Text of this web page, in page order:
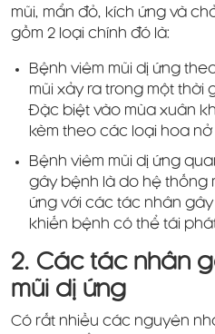
mũi, mẩn đỏ, kích ứng và
gồm 2 loại chính đó là:
Bệnh viêm mũi dị ứng
mũi xảy ra trong một thời
Đặc biệt vào mùa xuân
kèm theo các loại hoa nở
Bệnh viêm mũi dị ứng
gây bệnh là do hệ thống
ứng với các tác nhân
khiến bệnh có thể tái
2. Các tác nhân
mũi dị ứng
Có rất nhiều các nguyên